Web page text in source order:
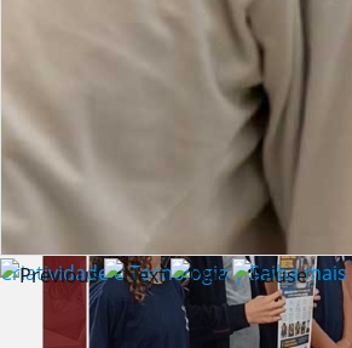
Criatividade e Tecnologia | Saiba mais